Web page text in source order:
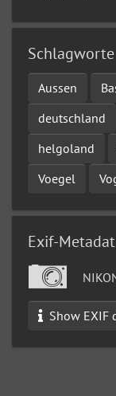
Schlagworte
Aussen
deutschland
helgoland
Voegel
Exif-
Show EXIF